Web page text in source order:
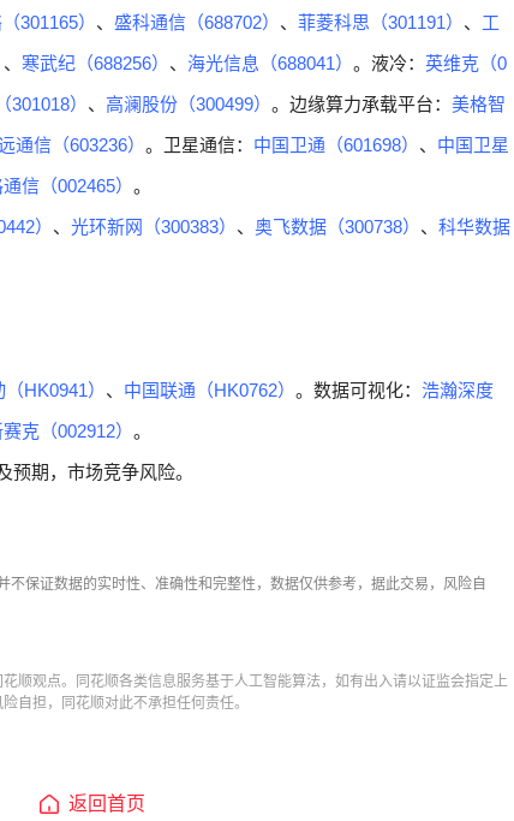
301165） 、 盛科通信（688702） 、 菲菱科思（301191） 、 工
、 寒武纪（688256） 、 海光信息（688041） 。液冷： 英维克（0
301018） 、 高澜股份（300499） 。边缘算力承载平台： 美格智
通信（603236） 。卫星通信： 中国卫通（601698） 、 中国卫星
信（002465） 。
） 、 光环新网（300383） 、 奥飞数据（300738） 、 科华数据
HK0941） 、 中国联通（HK0762） 。数据可视化： 浩瀚深度
克（002912） 。
期，市场竞争风险。
不保证数据的实时性、准确性和完整性，数据仅供参考，据此交易，风险自
顺观点。同花顺各类信息服务基于人工智能算法，如有出入请以证监会指定上
自担，同花顺对此不承担任何责任。
返回首页